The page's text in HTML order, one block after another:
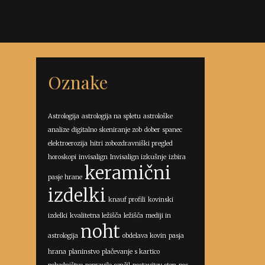
Oznake
Astrologija astrologija na spletu astrološke
analize digitalno skeniranje zob dober spanec
elektroerozija hitri zobozdravniški pregled
horoskopi invisalign Invisalign izkušnje izbira
pasje hrane keramični
izdelki knauf profili kovinski
izdelki kvalitetna ležišča ležišča mediji in
astrologija noht obdelava kovin pasja
hrana planinstvo plačevanje s kartico